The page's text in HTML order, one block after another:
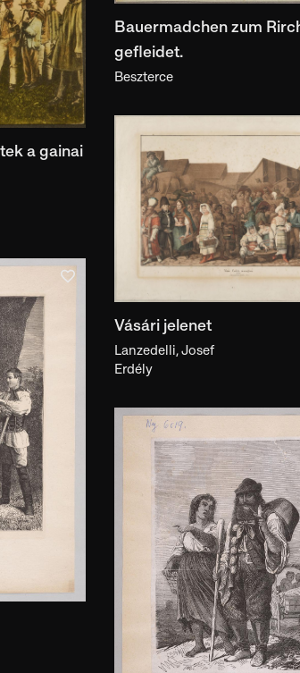
Megtalálható a
Bauermadchen zum
gefleidet.
Beszterce
a gainai
Vásári jelenet
Lanzedelli, Josef
Erdély